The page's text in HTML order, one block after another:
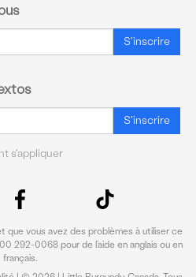
S'inscrire
S'inscrire
s'appliquer
que vous avez des problèmes à utiliser ce
292-0068 pour de l’aide en anglais ou en
français.